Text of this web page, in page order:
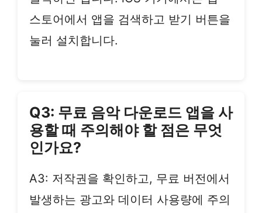
스토어에서 앱을 검색하고 받기 버튼을
눌러 설치합니다.
Q3: 무료 음악 다운로드 앱을 사
용할 때 주의해야 할 점은 무엇
인가요?
A3: 저작권을 확인하고, 무료 버전에서
발생하는 광고와 데이터 사용량에 주의